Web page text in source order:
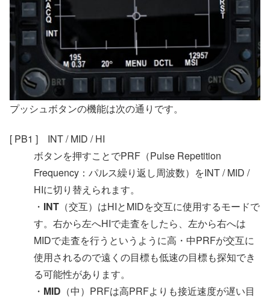
プッシュボタンの機能は次の通りです。
[ PB1 ] INT / MID / HI
ボタンを押すことでPRF（Pulse Repetition
Frequency：パルス繰り返し周波数）をINT / MID /
HIに切り替えられます。
・ INT （交互）はHIとMIDを交互に使用するモードで
す。右から左へHIで走査をしたら、左から右へは
MIDで走査を行うというように高・中PRFが交互に
使用されるので遠くの目標も低速の目標も探知でき
る可能性があります。
・ MID （中）PRFは高PRFよりも接近速度が遅い目